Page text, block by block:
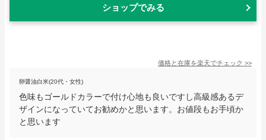
ショップでみる
価格と在庫を楽天でチェック >>
卵醤油白米(20代・女性)
色味もゴールドカラーで付け心地も良いですし高級感あるデ
ザインになっていてお勧めかと思います。お値段もお手頃か
と思います